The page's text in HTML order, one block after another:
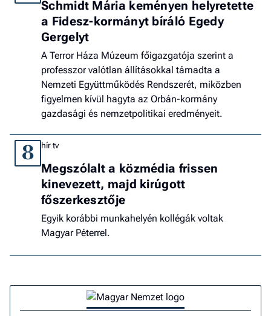
Schmidt Mária keményen helyretette
a Fidesz-kormányt bíráló Egedy
Gergelyt
A Terror Háza Múzeum főigazgatója szerint a
professzor valótlan állításokkal támadta a
Nemzeti Együttműködés Rendszerét, miközben
figyelmen kívül hagyta az Orbán-kormány
gazdasági és nemzetpolitikai eredményeit.
8 hír tv
Megszólalt a közmédia frissen
kinevezett, majd kirúgott
főszerkesztője
Egyik korábbi munkahelyén kollégák voltak
Magyar Péterrel.